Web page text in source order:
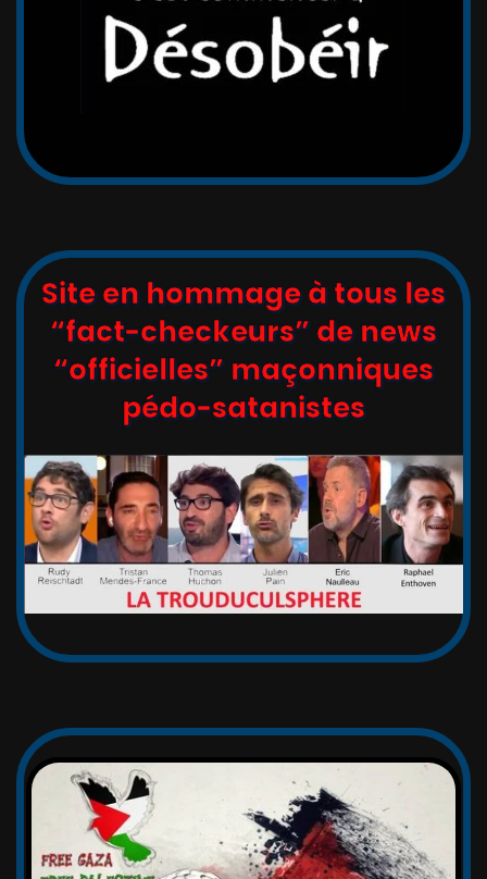
Site en hommage à tous les
“fact-checkeurs” de news
“officielles” maçonniques
pédo-satanistes